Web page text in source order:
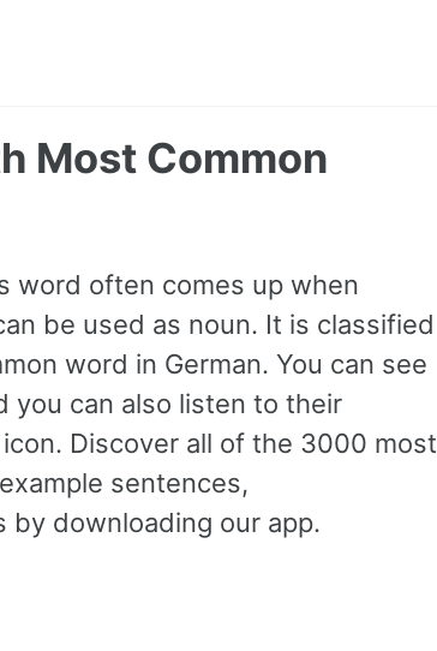
Most Common
word often comes up when
be used as noun. It is classified
word in German. You can see
you can also listen to their
Discover all of the 3000 most
sentences,
by downloading our app.